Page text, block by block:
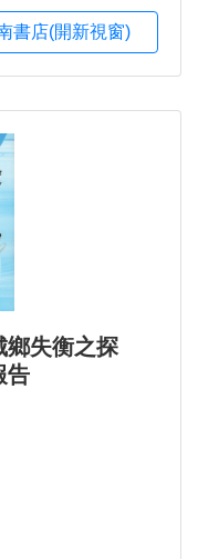
書店(開新視窗)
鄉失衡之探
告